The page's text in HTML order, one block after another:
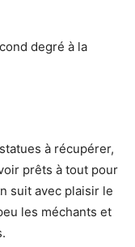
degré à la
à récupérer,
prêts à tout pour
suit avec plaisir le
les méchants et